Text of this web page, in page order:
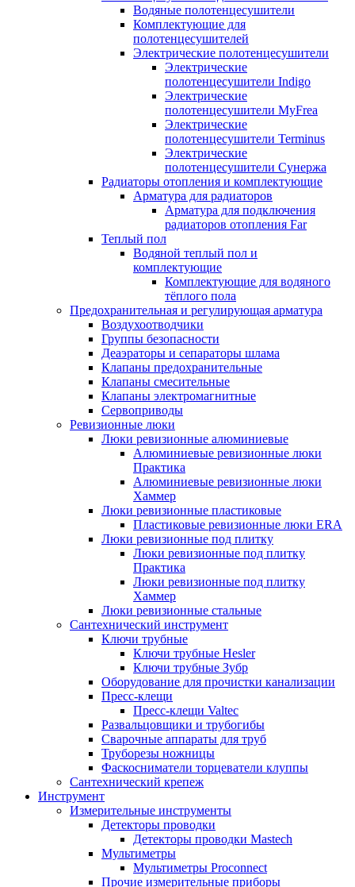
Водяные полотенцесушители
Комплектующие для
полотенцесушителей
Электрические полотенцесушители
Электрические
полотенцесушители Indigo
Электрические
полотенцесушители MyFrea
Электрические
полотенцесушители Terminus
Электрические
полотенцесушители Сунержа
Радиаторы отопления и комплектующие
Арматура для радиаторов
Арматура для подключения
радиаторов отопления Far
Теплый пол
Водяной теплый пол и
комплектующие
Комплектующие для водяного
тёплого пола
Предохранительная и регулирующая арматура
Воздухоотводчики
Группы безопасности
Деаэраторы и сепараторы шлама
Клапаны предохранительные
Клапаны смесительные
Клапаны электромагнитные
Сервоприводы
Ревизионные люки
Люки ревизионные алюминиевые
Алюминиевые ревизионные люки
Практика
Алюминиевые ревизионные люки
Хаммер
Люки ревизионные пластиковые
Пластиковые ревизионные люки ERA
Люки ревизионные под плитку
Люки ревизионные под плитку
Практика
Люки ревизионные под плитку
Хаммер
Люки ревизионные стальные
Сантехнический инструмент
Ключи трубные
Ключи трубные Hesler
Ключи трубные Зубр
Оборудование для прочистки канализации
Пресс-клещи
Пресс-клещи Valtec
Развальцовщики и трубогибы
Сварочные аппараты для труб
Труборезы ножницы
Фаскосниматели торцеватели клуппы
Сантехнический крепеж
Инструмент
Измерительные инструменты
Детекторы проводки
Детекторы проводки Mastech
Мультиметры
Мультиметры Proconnect
Прочие измерительные приборы